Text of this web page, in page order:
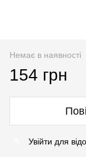
Немає в наявності
154 грн
Увійти для